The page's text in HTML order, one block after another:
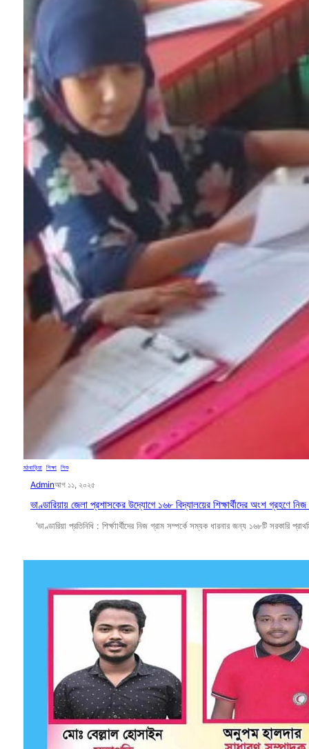
মঠবাড়িয়া শিক্ষা শিশু
Adminআগ ১১, ২০২৫
ভাণ্ডারিয়ায় জেলা প্রশাসকের উদ্যোগে ১৬৮ বিদ্যালয়ের শিক্ষার্থীদের অংশ গ্রহণে নিজ
’ভাণ্ডারিয়া প্রতিনিধি : শির্ক্ষাার্থীদের নিজ গ্রাম সম্পর্কে সম্যক ধারনার জন্য ১৬৮টি সরকারি